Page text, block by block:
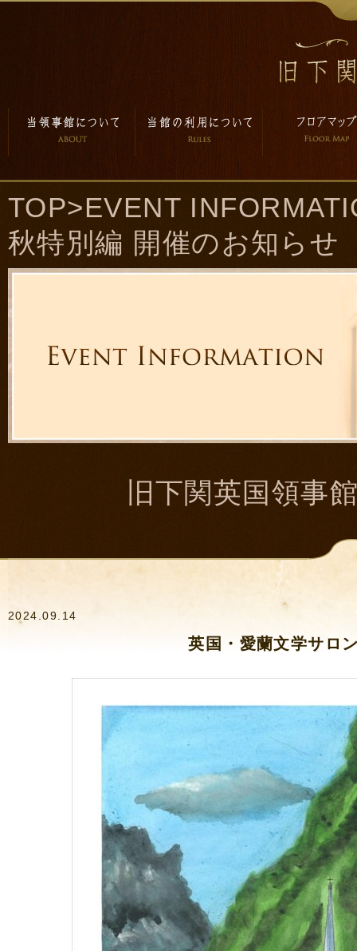
TOP>EVENT
秋特別編 開催のお知らせ
旧下関英国領事
2024.09.14
英国・愛蘭文学サロ